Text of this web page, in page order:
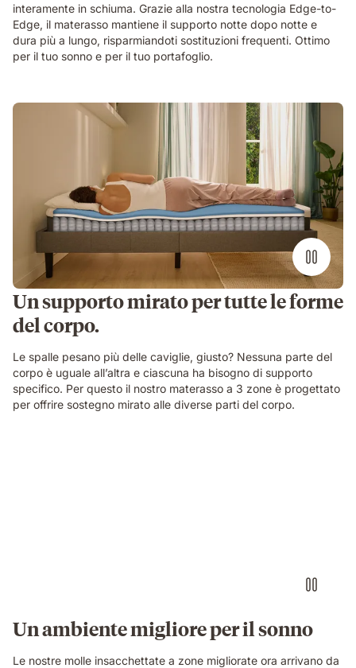
teal
curtains
and
a
large
interamente in schiuma. Grazie alla nostra tecnologia Edge-to-
Edge, il materasso mantiene il supporto notte dopo notte e
dura più a lungo, risparmiandoti sostituzioni frequenti. Ottimo
per il tuo sonno e per il tuo portafoglio.
Un supporto mirato per tutte le forme
del corpo.
Le spalle pesano più delle caviglie, giusto? Nessuna parte del
corpo è uguale all’altra e ciascuna ha bisogno di supporto
specifico. Per questo il nostro materasso a 3 zone è progettato
per offrire sostegno mirato alle diverse parti del corpo.
Un ambiente migliore per il sonno
Le nostre molle insacchettate a zone migliorate ora arrivano da